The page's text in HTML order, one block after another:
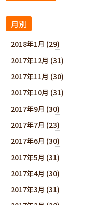
月別
2018年1月 (29)
2017年12月 (31)
2017年11月 (30)
2017年10月 (31)
2017年9月 (30)
2017年7月 (23)
2017年6月 (30)
2017年5月 (31)
2017年4月 (30)
2017年3月 (31)